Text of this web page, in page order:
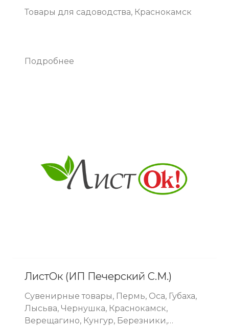
Товары для садоводства, Краснокамск
Подробнее
ЛистОк (ИП Печерский С.М.)
Сувенирные товары, Пермь, Оса, Губаха,
Лысьва, Чернушка, Краснокамск,
Верещагино, Кунгур, Березники,